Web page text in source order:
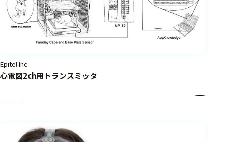
センサ・信号処
理関連
信号処理
モジュー
フィルタ
Epitel Inc
心電図2ch用トランスミッタ